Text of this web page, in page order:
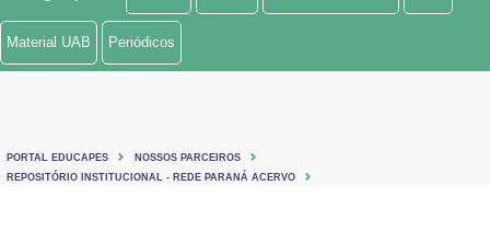
Ministério de Minas e Energia
Ministério do Turismo
Material UAB Periódicos
PORTAL EDUCAPES
NOSSOS PARCEIROS
REPOSITÓRIO INSTITUCIONAL - REDE PARANÁ ACERVO